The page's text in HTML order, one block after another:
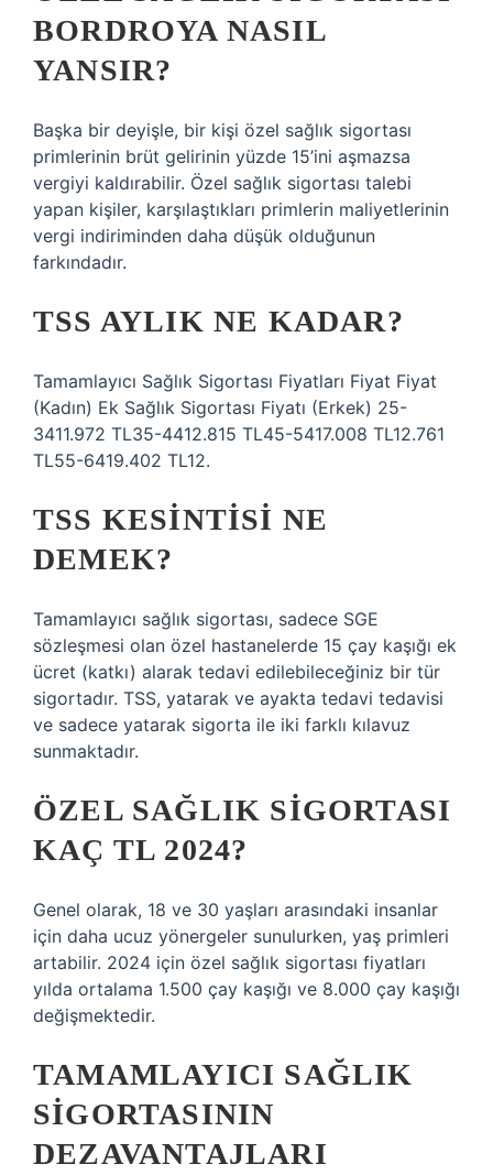
BORDROYA NASIL
YANSIR?
Başka bir deyişle, bir kişi özel sağlık sigortası
primlerinin brüt gelirinin yüzde 15’ini aşmazsa
vergiyi kaldırabilir. Özel sağlık sigortası talebi
yapan kişiler, karşılaştıkları primlerin maliyetlerinin
vergi indiriminden daha düşük olduğunun
farkındadır.
TSS AYLIK NE KADAR?
Tamamlayıcı Sağlık Sigortası Fiyatları Fiyat Fiyat
(Kadın) Ek Sağlık Sigortası Fiyatı (Erkek) 25-
3411.972 TL35-4412.815 TL45-5417.008 TL12.761
TL55-6419.402 TL12.
TSS KESINTISI NE
DEMEK?
Tamamlayıcı sağlık sigortası, sadece SGE
sözleşmesi olan özel hastanelerde 15 çay kaşığı ek
ücret (katkı) alarak tedavi edilebileceğiniz bir tür
sigortadır. TSS, yatarak ve ayakta tedavi tedavisi
ve sadece yatarak sigorta ile iki farklı kılavuz
sunmaktadır.
ÖZEL SAĞLIK SIGORTASI
KAÇ TL 2024?
Genel olarak, 18 ve 30 yaşları arasındaki insanlar
için daha ucuz yönergeler sunulurken, yaş primleri
artabilir. 2024 için özel sağlık sigortası fiyatları
yılda ortalama 1.500 çay kaşığı ve 8.000 çay kaşığı
değişmektedir.
TAMAMLAYICI SAĞLIK
SIGORTASININ
DEZAVANTAJLARI